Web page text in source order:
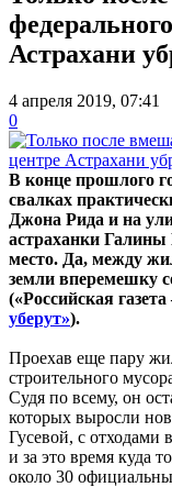
Астрахани
4 апреля 2019, 07:41
0
В конце прошлого
свалках
Джона Рида и на
астраханки Галины
место. Да, между
земли вперемешку
(«Российская
уберут»).
Проехав еще пару
строительного
Судя по всему, он
которых выросли
Гусевой, с отходами
и за это время куда
около 30